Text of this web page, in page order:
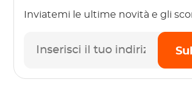
Inviatemi le ultime novità e gli